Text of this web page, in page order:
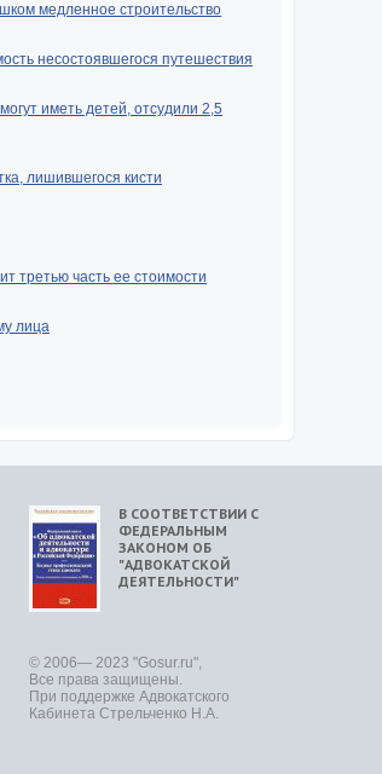
медленное строительство
несостоявшегося путешествия
иметь детей, отсудили 2,5
лишившегося кисти
третью часть ее стоимости
лица
В СООТВЕТСТВИИ С
ФЕДЕРАЛЬНЫМ
ЗАКОНОМ ОБ
"АДВОКАТСКОЙ
ДЕЯТЕЛЬНОСТИ"
© 2006— 2023 "Gosur.ru",
Все права защищены.
При поддержке Адвокатского
Кабинета Стрельченко Н.А.